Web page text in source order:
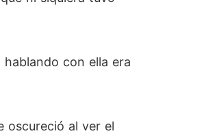
con ella era
oscureció al ver el